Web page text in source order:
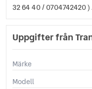
AUX-ingång
GPS
Keyless Nyckelfri
Komplett ifylld
Start-/stoppfunktion
Motorn har
Vinterdubb däck
32 64 40 / 0704742420 )
Uppgifter från
Märke
Modell